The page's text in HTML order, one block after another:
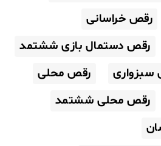
رقص خراسانی
رقص دستمال بازی ششتمد
رقص محلی
رقص محلی ششتمد